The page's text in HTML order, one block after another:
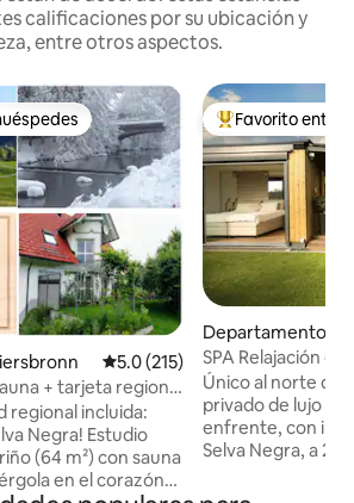
calificaciones por su ubicación y
entre otros aspectos.
entre huéspedes
Calificación promedio: 5.0 de
5.0 (215)
+ tarjeta regional
regional incluida:
Estudio
(64 m²) con sauna
en el corazón
De los mejores
Favorito entre
Departamento
n
SPA Relajación
spa privado
Único al norte de
privado de lujo de
enfrente, con
Selva Negra, a 25
10 minutos de